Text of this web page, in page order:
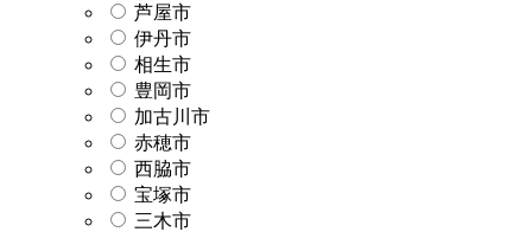
芦屋市
伊丹市
相生市
豊岡市
加古川市
赤穂市
西脇市
宝塚市
三木市